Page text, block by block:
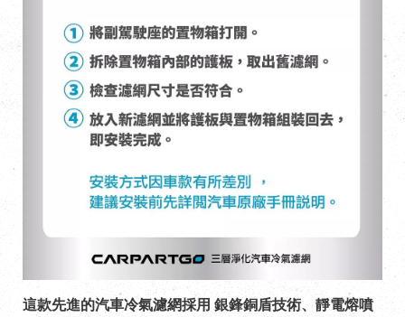
這款先進的汽車冷氣濾網採用 銀鋒銅盾技術、靜電熔噴